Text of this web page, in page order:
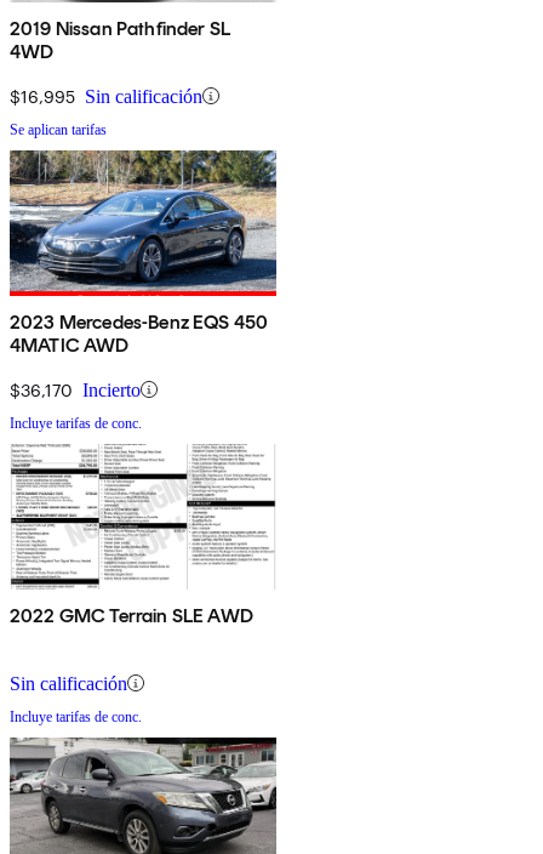
2019 Nissan Pathfinder SL
4WD
$16,995 Sin calificación
Se aplican tarifas
2023 Mercedes-Benz EQS 450
4MATIC AWD
$36,170 Incierto
Incluye tarifas de conc.
2022 GMC Terrain SLE AWD
Sin calificación
Incluye tarifas de conc.